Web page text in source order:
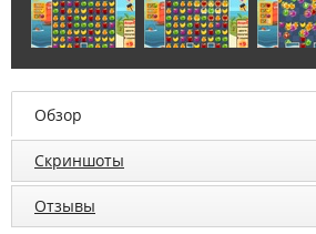
Обзор
Скриншоты
Отзывы